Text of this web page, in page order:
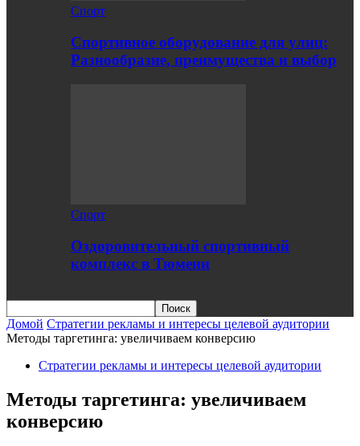
Спорт
Спортивное оборудование для улиц:
Разнообразие, преимущества и выбор
Спорт
Оздоровительный спортивный
комплекс в Тюмени
Домой Стратегии рекламы и интересы целевой аудитории
Методы таргетинга: увеличиваем конверсию
Стратегии рекламы и интересы целевой аудитории
Методы таргетинга: увеличиваем
конверсию